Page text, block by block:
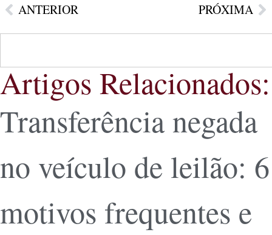
ANTERIOR PRÓXIMA
Artigos Relacionados:
Transferência negada
no veículo de leilão: 6
motivos frequentes e